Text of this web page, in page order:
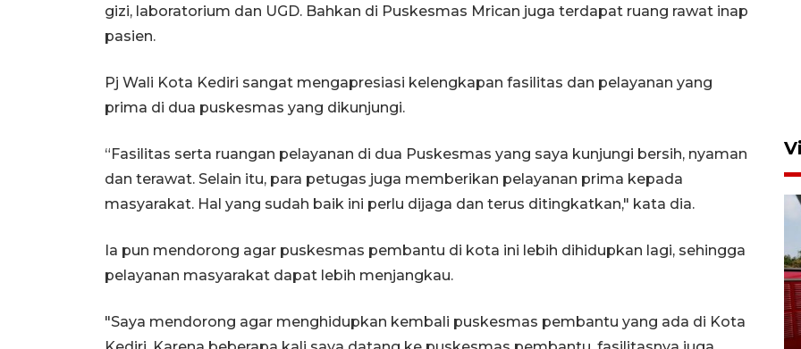
gizi, laboratorium dan UGD. Bahkan di Puskesmas Mrican juga terdapat ruang rawat inap
pasien.
Pj Wali Kota Kediri sangat mengapresiasi kelengkapan fasilitas dan pelayanan yang
prima di dua puskesmas yang dikunjungi.
“Fasilitas serta ruangan pelayanan di dua Puskesmas yang saya kunjungi bersih, nyaman
dan terawat. Selain itu, para petugas juga memberikan pelayanan prima kepada
masyarakat. Hal yang sudah baik ini perlu dijaga dan terus ditingkatkan," kata dia.
Ia pun mendorong agar puskesmas pembantu di kota ini lebih dihidupkan lagi, sehingga
pelayanan masyarakat dapat lebih menjangkau.
"Saya mendorong agar menghidupkan kembali puskesmas pembantu yang ada di Kota
Basarnas hentikan operasi
kedaruratan KM Mutiara